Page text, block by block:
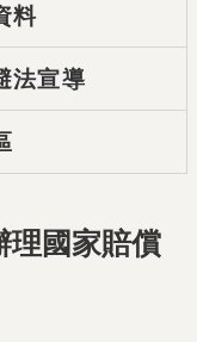
料
法宣導
理國家賠償